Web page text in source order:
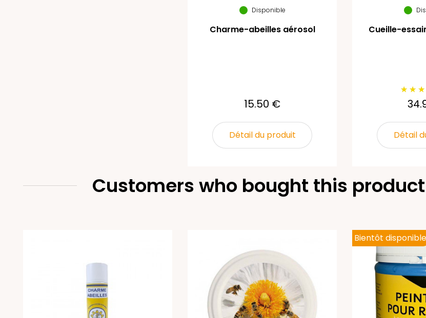
Disponible
Charme-abeilles aérosol
15.50 €
Détail du produit
Cueille-
Détail
Customers who bought this
Bientôt disponible